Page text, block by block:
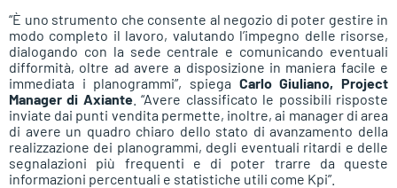
“È uno strumento che consente al negozio di poter gestire in
modo completo il lavoro, valutando l’impegno delle risorse,
dialogando con la sede centrale e comunicando eventuali
difformità, oltre ad avere a disposizione in maniera facile e
immediata i planogrammi”, spiega Carlo Giuliano, Project
Manager di Axiante. “Avere classificato le possibili risposte
inviate dai punti vendita permette, inoltre, ai manager di area
di avere un quadro chiaro dello stato di avanzamento della
realizzazione dei planogrammi, degli eventuali ritardi e delle
segnalazioni più frequenti e di poter trarre da queste
informazioni percentuali e statistiche utili come Kpi”.